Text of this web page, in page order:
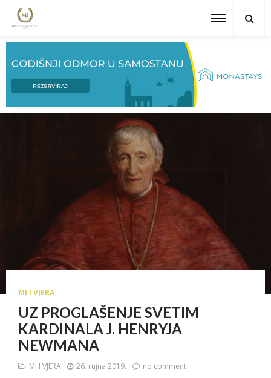
MI I VJERA
UZ PROGLAŠENJE SVETIM
KARDINALA J. HENRYJA
NEWMANA
MI I VJERA 26. rujna 2019. no comment